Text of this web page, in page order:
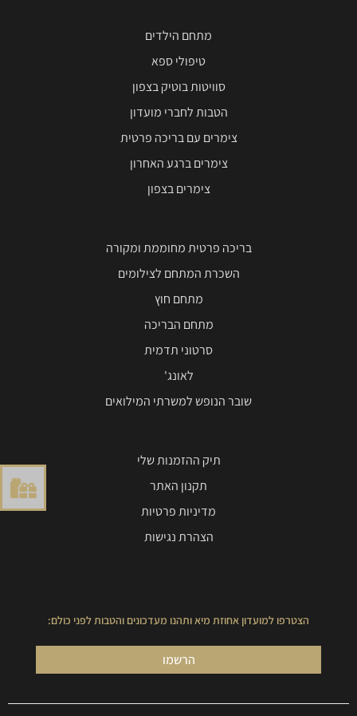
מתחם הילדים
טיפולי ספא
סוויטות בוטיק בצפון
הטבות לחברי מועדון
צימרים עם בריכה פרטית
צימרים ברגע האחרון
צימרים בצפון
בריכה פרטית מחוממת ומקורה
השכרת המתחם לצילומים
מתחם חוץ
מתחם הבריכה
סרטוני תדמית
לאונג'
שובר הנופש למשרתי המילואים
תיק ההזמנות שלי
תקנון האתר
מדיניות פרטיות
הצהרת נגישות
הצטרפו למועדון אחוזת מיא ותהנו מעדכונים והטבות לפני כולם:
הרשמו